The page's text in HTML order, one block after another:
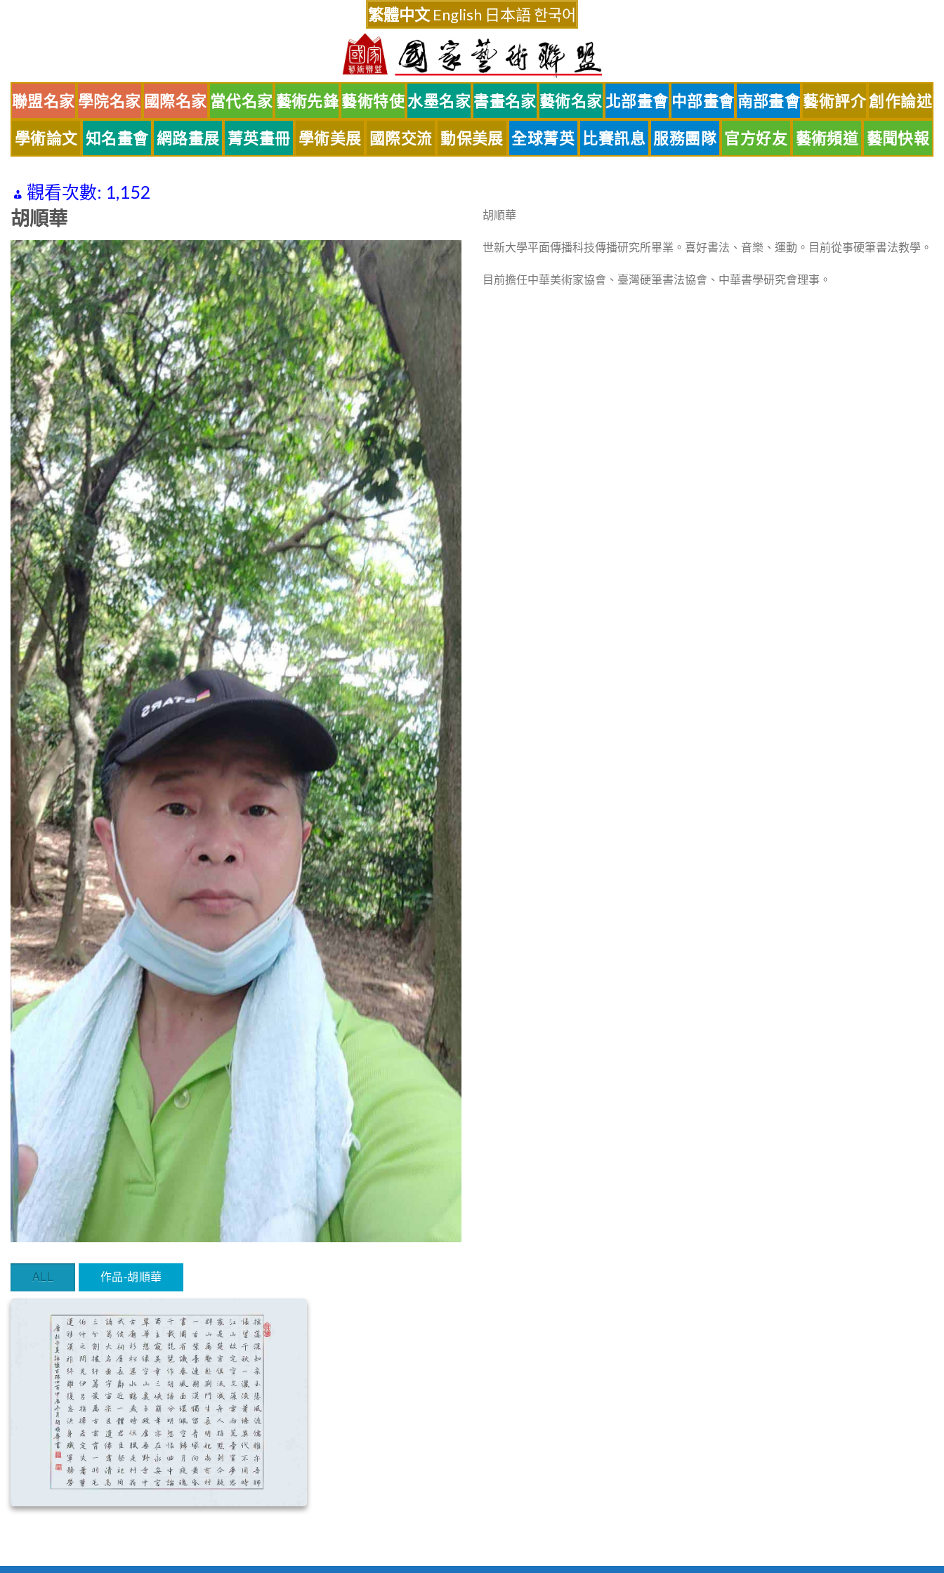
繁體中文 English 日本語한국어
聯盟名家 學院名家 國際名家 當代名家 藝術先鋒藝術特使水墨名家 書畫名家 藝術名家 北部畫會 中部畫會 南部畫會藝術評介創作論述
學術論文 知名畫會 網路畫展 菁英畫冊 學術美展 國際交流 動保美展 全球菁英 比賽訊息 服務團隊 官方好友 藝術頻道 藝聞快報
觀看次數: 1,152
胡順華 胡順華
世新大學平面傳播科技傳播研究所畢業。喜好書法、音樂、運動。目前從事硬筆書法教學。
目前擔任中華美術家協會、臺灣硬筆書法協會、中華書學研究會理事。
ALL 作品-胡順華